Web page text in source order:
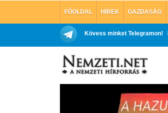
FŐOLDAL HÍREK GAZDASÁG
Kövess minket Telegramon!